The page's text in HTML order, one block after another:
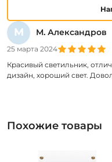
М М. Александров
25 марта 2024
Красивый светильник,
дизайн, хороший свет.
Похожие товары